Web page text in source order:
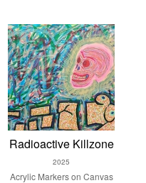
Radioactive Killzone
2025
Acrylic Markers on Canvas